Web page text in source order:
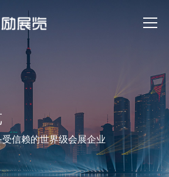
信赖的世界级会展企业